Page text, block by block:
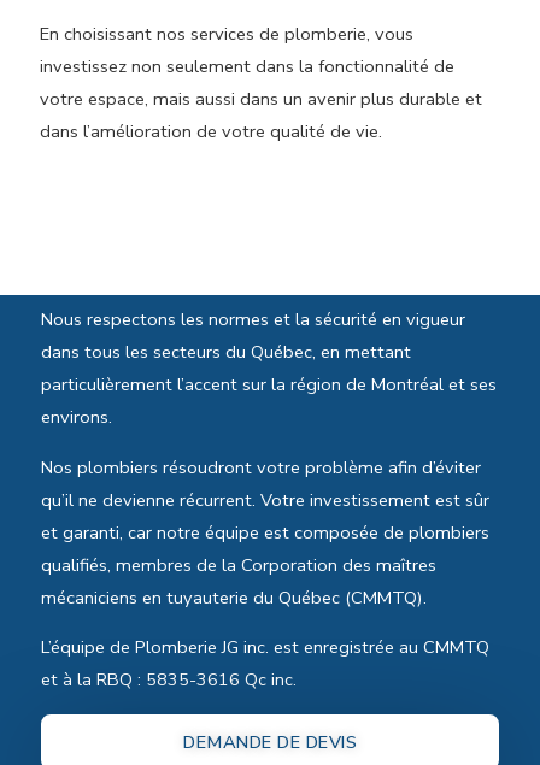
En choisissant nos services de plomberie, vous
investissez non seulement dans la fonctionnalité de
votre espace, mais aussi dans un avenir plus durable et
dans l’amélioration de votre qualité de vie.
Nous respectons les normes et la sécurité en vigueur
dans tous les secteurs du Québec, en mettant
particulièrement l’accent sur la région de Montréal et ses
environs.
Nos plombiers résoudront votre problème afin d’éviter
qu’il ne devienne récurrent. Votre investissement est sûr
et garanti, car notre équipe est composée de plombiers
qualifiés, membres de la Corporation des maîtres
mécaniciens en tuyauterie du Québec (CMMTQ).
L’équipe de Plomberie JG inc. est enregistrée au CMMTQ
et à la RBQ : 5835-3616 Qc inc.
DEMANDE DE DEVIS